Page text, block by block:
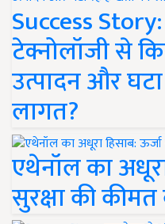
Success
टेक्नोलॉजी से
उत्पादन और
लागत?
एथेनॉल का
सुरक्षा की